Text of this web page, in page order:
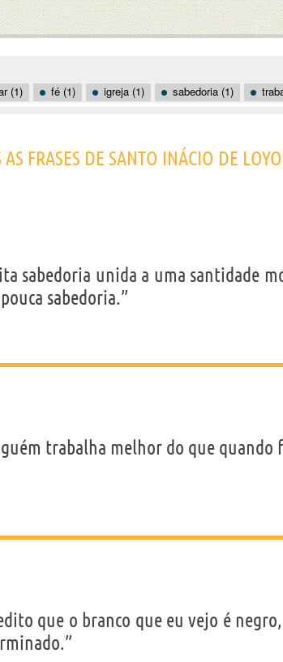
(1) fé (1) igreja (1) sabedoria (1)
AS FRASES DE SANTO INÁCIO DE
sabedoria unida a uma santidade
sabedoria.”
trabalha melhor do que quando
que o branco que eu vejo é